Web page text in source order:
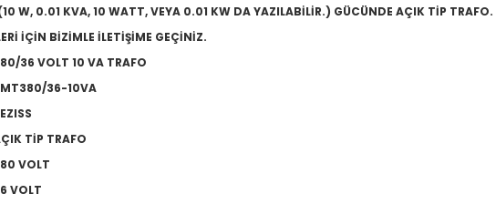
W, 0.01 KVA, 10 WATT, VEYA 0.01 KW DA YAZILABİLİR.) GÜCÜNDE AÇIK TİP TRAFO.
İÇİN BİZİMLE İLETİŞİME GEÇİNİZ.
36 VOLT 10 VA TRAFO
36-10VA
TİP TRAFO
VOLT
VOLT